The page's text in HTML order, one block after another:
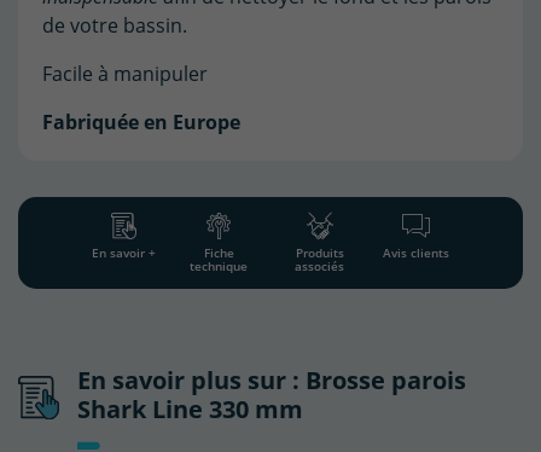
de votre bassin.
Facile à manipuler
Fabriquée en Europe
En savoir + Fiche
technique
Produits
associés
Avis clients
En savoir plus sur : Brosse parois
Shark Line 330 mm